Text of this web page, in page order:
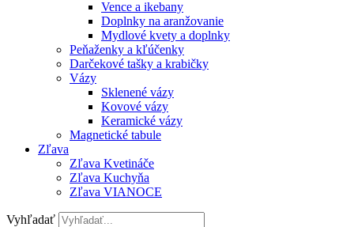
Vence a ikebany
Doplnky na aranžovanie
Mydlové kvety a doplnky
Peňaženky a kľúčenky
Darčekové tašky a krabičky
Vázy
Sklenené vázy
Kovové vázy
Keramické vázy
Magnetické tabule
Zľava
Zľava Kvetináče
Zľava Kuchyňa
Zľava VIANOCE
Vyhľadať